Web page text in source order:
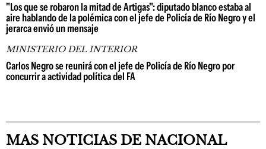
"Los que se robaron la mitad de Artigas": diputado blanco estaba al
aire hablando de la polémica con el jefe de Policía de Río Negro y el
jerarca envió un mensaje
MINISTERIO DEL INTERIOR
Carlos Negro se reunirá con el jefe de Policía de Río Negro por
concurrir a actividad política del FA
MAS NOTICIAS DE NACIONAL